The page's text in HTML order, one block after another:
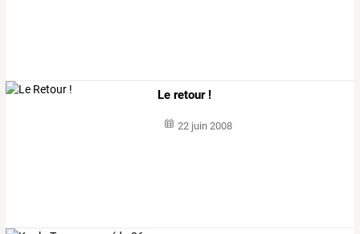
Le retour !
22 juin 2008